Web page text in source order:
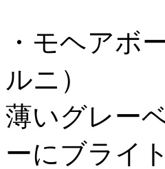
・モヘアボ
ルニ）
薄いグレー
ーにブライ